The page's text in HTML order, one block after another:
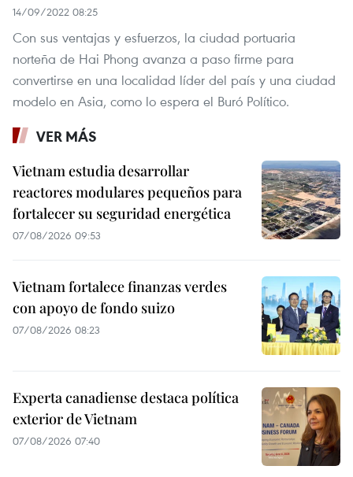
14/09/2022 08:25
Con sus ventajas y esfuerzos, la ciudad portuaria
norteña de Hai Phong avanza a paso firme para
convertirse en una localidad líder del país y una ciudad
modelo en Asia, como lo espera el Buró Político.
VER MÁS
Vietnam estudia desarrollar
reactores modulares pequeños para
fortalecer su seguridad energética
07/08/2026 09:53
Vietnam fortalece finanzas verdes
con apoyo de fondo suizo
07/08/2026 08:23
Experta canadiense destaca política
exterior de Vietnam
07/08/2026 07:40